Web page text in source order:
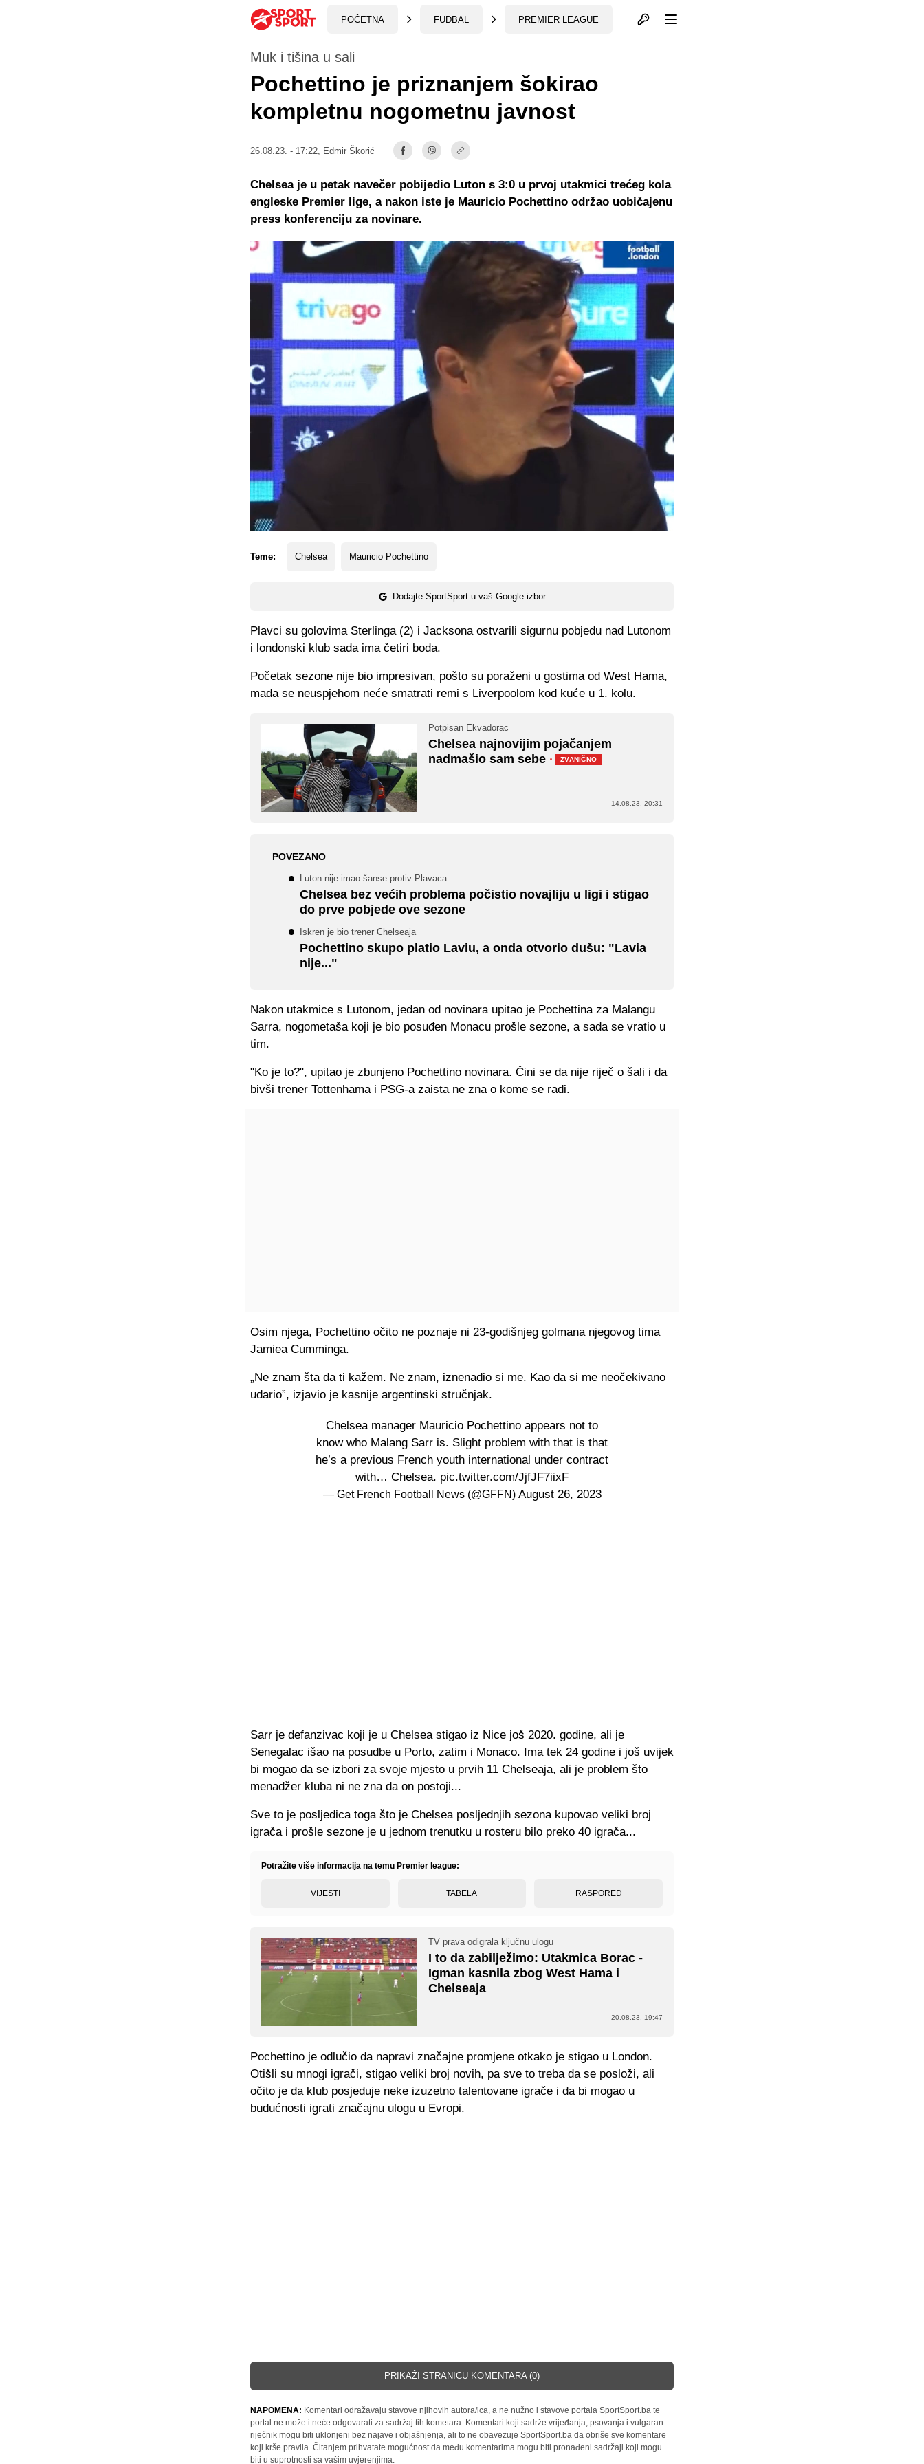
POČETNA FUDBAL PREMIER LEAGUE Otvori profil
Muk i tišina u sali
Pochettino je priznanjem šokirao
kompletnu nogometnu javnost
26.08.23. - 17:22, Edmir Škorić
Teme: Chelsea Mauricio Pochettino
Dodajte SportSport u vaš Google izbor
Chelsea je u petak navečer pobijedio Luton s 3:0 u prvoj utakmici trećeg kola
engleske Premier lige, a nakon iste je Mauricio Pochettino održao uobičajenu
press konferenciju za novinare.
Plavci su golovima Sterlinga (2) i Jacksona ostvarili sigurnu pobjedu nad Lutonom
i londonski klub sada ima četiri boda.
Početak sezone nije bio impresivan, pošto su poraženi u gostima od West Hama,
mada se neuspjehom neće smatrati remi s Liverpoolom kod kuće u 1. kolu.
Potpisan Ekvadorac
Chelsea najnovijim pojačanjem
nadmašio sam sebe · ZVANIČNO
14.08.23. 20:31
POVEZANO
Luton nije imao šanse protiv Plavaca
Chelsea bez većih problema počistio novajliju u ligi i stigao
do prve pobjede ove sezone
Iskren je bio trener Chelseaja
Pochettino skupo platio Laviu, a onda otvorio dušu: "Lavia
nije..."
Nakon utakmice s Lutonom, jedan od novinara upitao je Pochettina za Malangu
Sarra, nogometaša koji je bio posuđen Monacu prošle sezone, a sada se vratio u
tim.
"Ko je to?", upitao je zbunjeno Pochettino novinara. Čini se da nije riječ o šali i da
bivši trener Tottenhama i PSG-a zaista ne zna o kome se radi.
Osim njega, Pochettino očito ne poznaje ni 23-godišnjeg golmana njegovog tima
Jamiea Cumminga.
„Ne znam šta da ti kažem. Ne znam, iznenadio si me. Kao da si me neočekivano
udario”, izjavio je kasnije argentinski stručnjak.
Chelsea manager Mauricio Pochettino appears not to
know who Malang Sarr is. Slight problem with that is that
he’s a previous French youth international under contract
with… Chelsea. pic.twitter.com/JjfJF7iixF
— Get French Football News (@GFFN) August 26, 2023
Sarr je defanzivac koji je u Chelsea stigao iz Nice još 2020. godine, ali je
Senegalac išao na posudbe u Porto, zatim i Monaco. Ima tek 24 godine i još uvijek
bi mogao da se izbori za svoje mjesto u prvih 11 Chelseaja, ali je problem što
menadžer kluba ni ne zna da on postoji...
Sve to je posljedica toga što je Chelsea posljednjih sezona kupovao veliki broj
igrača i prošle sezone je u jednom trenutku u rosteru bilo preko 40 igrača...
Potražite više informacija na temu Premier league:
VIJESTI TABELA RASPORED
TV prava odigrala ključnu ulogu
I to da zabilježimo: Utakmica Borac -
Igman kasnila zbog West Hama i
Chelseaja
20.08.23. 19:47
Pochettino je odlučio da napravi značajne promjene otkako je stigao u London.
Otišli su mnogi igrači, stigao veliki broj novih, pa sve to treba da se posloži, ali
očito je da klub posjeduje neke izuzetno talentovane igrače i da bi mogao u
budućnosti igrati značajnu ulogu u Evropi.
PRIKAŽI STRANICU KOMENTARA (0)
NAPOMENA: Komentari odražavaju stavove njihovih autora/ica, a ne nužno i stavove portala SportSport.ba te
portal ne može i neće odgovarati za sadržaj tih kometara. Komentari koji sadrže vrijeđanja, psovanja i vulgaran
riječnik mogu biti uklonjeni bez najave i objašnjenja, ali to ne obavezuje SportSport.ba da obriše sve komentare
koji krše pravila. Čitanjem prihvatate mogućnost da među komentarima mogu biti pronađeni sadržaji koji mogu
biti u suprotnosti sa vašim uvjerenjima.